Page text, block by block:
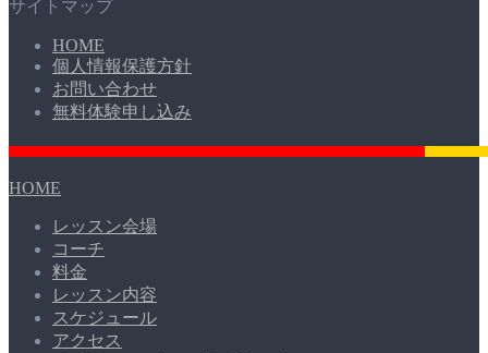
サイトマップ
HOME
個人情報保護方針
お問い合わせ
無料体験申し込み
HOME
レッスン会場
コーチ
料金
レッスン内容
スケジュール
アクセス